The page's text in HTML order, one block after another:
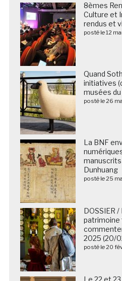
8èmes
Culture et
rendus et
posté le 12
Quand
initiatives
musées du
posté le 26
La BNF
Dunhuang
posté le 25
DOSSIER
patrimoine
2025 (20/
posté le 20
Le 22 et